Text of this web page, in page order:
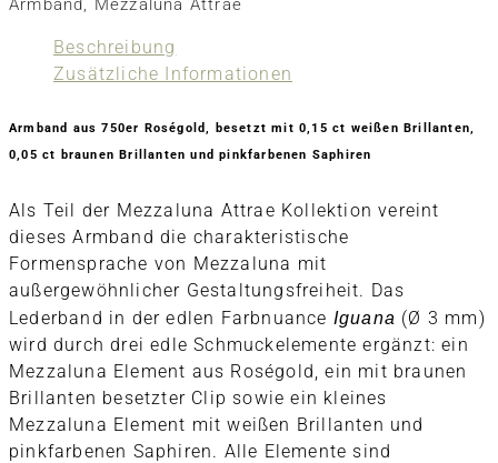
Armband, Mezzaluna Attrae
Beschreibung
Zusätzliche Informationen
Armband aus 750er Roségold, besetzt mit 0,15 ct weißen Brillanten,
0,05 ct braunen Brillanten und pinkfarbenen Saphiren
Als Teil der Mezzaluna Attrae Kollektion vereint
dieses Armband die charakteristische
Formensprache von Mezzaluna mit
außergewöhnlicher Gestaltungsfreiheit. Das
Lederband in der edlen Farbnuance Iguana (Ø 3 mm)
wird durch drei edle Schmuckelemente ergänzt: ein
Mezzaluna Element aus Roségold, ein mit braunen
Brillanten besetzter Clip sowie ein kleines
Mezzaluna Element mit weißen Brillanten und
pinkfarbenen Saphiren. Alle Elemente sind